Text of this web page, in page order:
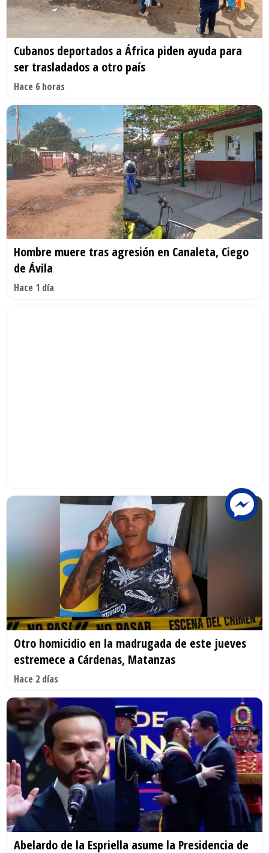
Cubanos deportados a África piden ayuda para
ser trasladados a otro país
Hace 6 horas
Hombre muere tras agresión en Canaleta, Ciego
de Ávila
Hace 1 día
Otro homicidio en la madrugada de este jueves
estremece a Cárdenas, Matanzas
Hace 2 días
Abelardo de la Espriella asume la Presidencia de